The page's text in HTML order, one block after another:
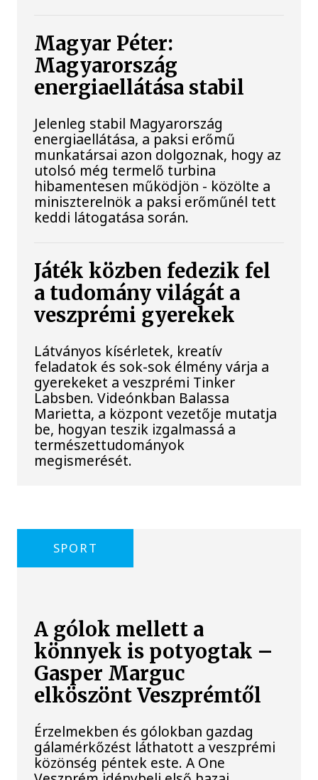
Magyar Péter:
Magyarország
energiaellátása stabil
Jelenleg stabil Magyarország
energiaellátása, a paksi erőmű
munkatársai azon dolgoznak, hogy az
utolsó még termelő turbina
hibamentesen működjön - közölte a
miniszterelnök a paksi erőműnél tett
keddi látogatása során.
Játék közben fedezik fel
a tudomány világát a
veszprémi gyerekek
Látványos kísérletek, kreatív
feladatok és sok-sok élmény várja a
gyerekeket a veszprémi Tinker
Labsben. Videónkban Balassa
Marietta, a központ vezetője mutatja
be, hogyan teszik izgalmassá a
természettudományok
megismerését.
SPORT
A gólok mellett a
könnyek is potyogtak –
Gasper Marguc
elköszönt Veszprémtől
Érzelmekben és gólokban gazdag
gálamérkőzést láthatott a veszprémi
közönség péntek este. A One